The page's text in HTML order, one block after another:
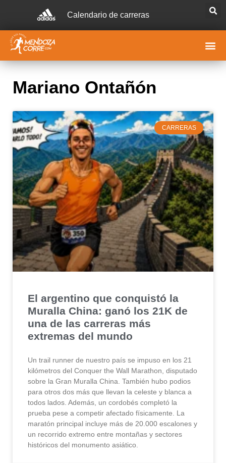
Calendario de carreras
Mariano Ontañón
CARRERAS
El argentino que conquistó la
Muralla China: ganó los 21K de
una de las carreras más
extremas del mundo
Un trail runner de nuestro país se impuso en los 21
kilómetros del Conquer the Wall Marathon, disputado
sobre la Gran Muralla China. También hubo podios
para otros dos más que llevan la celeste y blanca a
todos lados. Además, un cordobés completó la
prueba pese a competir afectado físicamente. La
maratón principal incluye más de 20.000 escalones y
un recorrido extremo entre montañas y sectores
históricos del monumento asiático.